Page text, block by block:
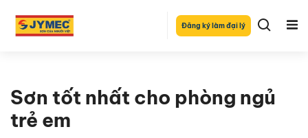
Đăng ký làm đại lý
Sơn tốt nhất cho phòng ngủ
trẻ em